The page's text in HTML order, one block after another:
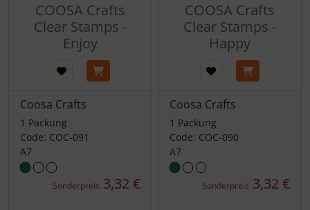
COOSA Crafts
Clear Stamps -
Enjoy
Coosa Crafts
1 Packung
Code: COC-091
A7
Sonderpreis 3,32 €
COOSA Crafts
Clear Stamps -
Happy
Coosa Crafts
1 Packung
Code: COC-090
A7
Sonderpreis 3,32 €